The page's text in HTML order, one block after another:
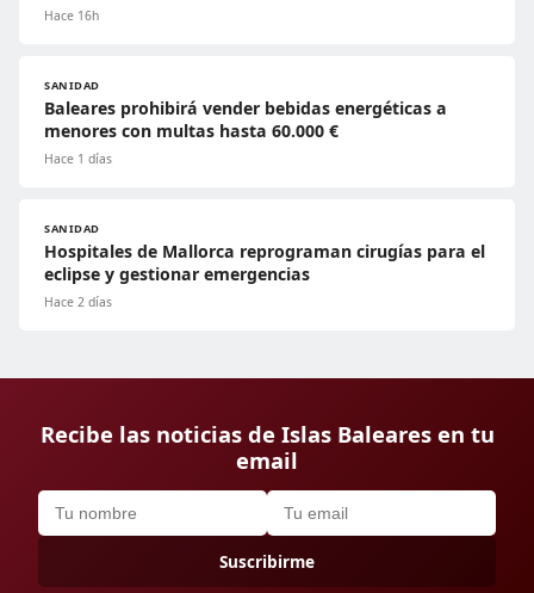
Hace 16h
SANIDAD
Baleares prohibirá vender bebidas energéticas a
menores con multas hasta 60.000 €
Hace 1 días
SANIDAD
Hospitales de Mallorca reprograman cirugías para el
eclipse y gestionar emergencias
Hace 2 días
Recibe las noticias de Islas Baleares en tu
email
Suscribirme